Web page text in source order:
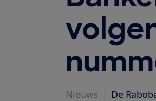
Nieuws
De